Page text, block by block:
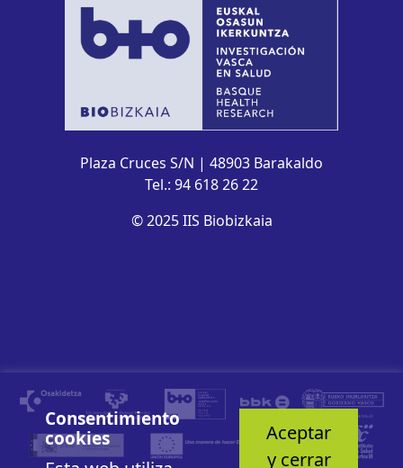
Plaza Cruces S/N | 48903 Barakaldo
Tel.: 94 618 26 22
© 2025 IIS Biobizkaia
Consentimiento
cookies
Aceptar
y cerrar